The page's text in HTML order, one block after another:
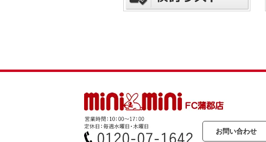
お問い合わせ